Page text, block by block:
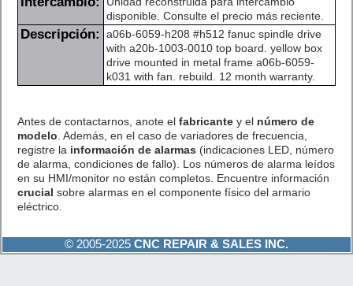
disponible. Consulte el precio más reciente.
Descripción:
a06b-6059-h208 #h512 fanuc spindle drive
with a20b-1003-0010 top board. yellow box
drive mounted in metal frame a06b-6059-
k031 with fan. rebuild. 12 month warranty.
Antes de contactarnos, anote el fabricantey el número de
modelo . Además, en el caso de variadores de frecuencia,
registre la información de alarmas (indicaciones LED, número
de alarma, condiciones de fallo). Los números de alarma leídos
en su HMI/monitor no están completos. Encuentre información
crucial sobre alarmas en el componente físico del armario
eléctrico.
© 2005-2025 CNC REPAIR & SALES INC.